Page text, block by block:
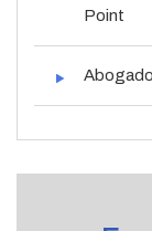
Point